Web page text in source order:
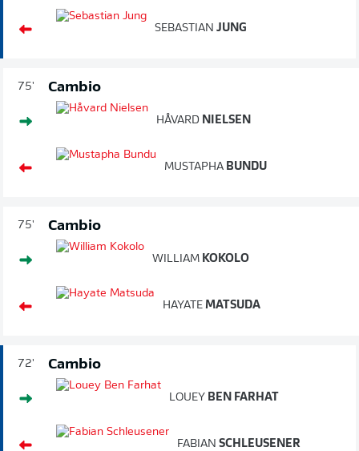
SEBASTIAN JUNG
75' Cambio
HÅVARD NIELSEN
MUSTAPHA BUNDU
75' Cambio
WILLIAM KOKOLO
HAYATE MATSUDA
72' Cambio
LOUEY BEN FARHAT
FABIAN SCHLEUSENER